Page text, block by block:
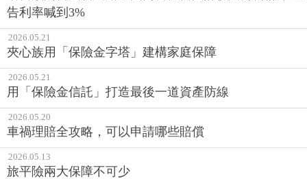
告利率喊到3%
2026.05.21
夾心族用「保險金字塔」建構家庭保障
2026.05.21
用「保險金信託」打造最後一道資產防線
2026.05.20
車禍理賠全攻略，可以申請哪些賠償
2026.05.13
旅平險兩大保障不可少